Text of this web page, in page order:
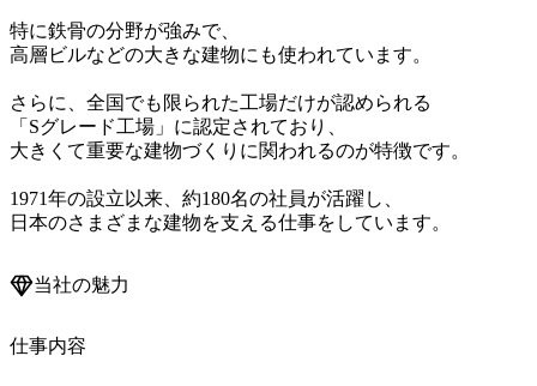
特に鉄骨の分野が強みで、
高層ビルなどの大きな建物にも使われています。
さらに、全国でも限られた工場だけが認められる
「Sグレード工場」に認定されており、
大きくて重要な建物づくりに関われるのが特徴です。
1971年の設立以来、約180名の社員が活躍し、
当社の魅力
仕事内容